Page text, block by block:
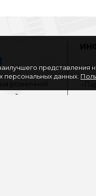
розничной
представления
данных.